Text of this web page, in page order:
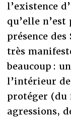
l’existence
qu’elle
présence
très
beaucoup :
l’intérieur
protéger (du
agressions,